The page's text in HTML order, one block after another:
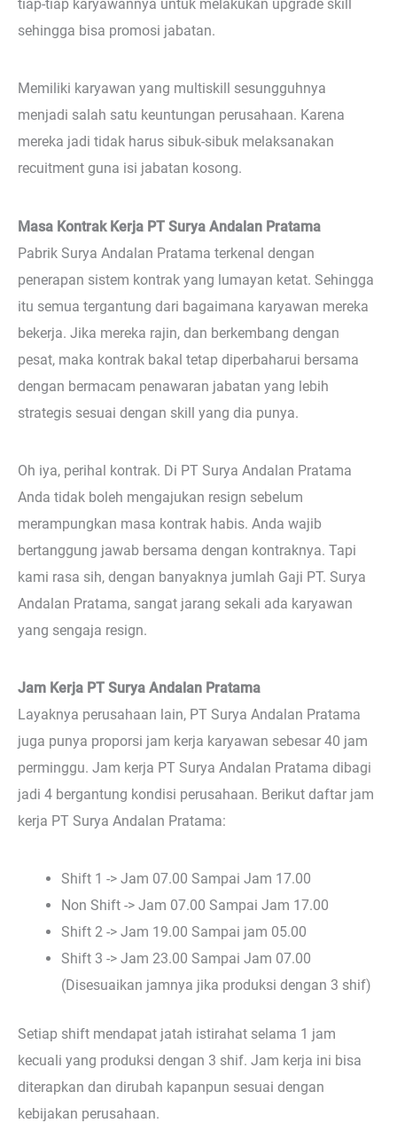
tiap-tiap karyawannya untuk melakukan upgrade skill
sehingga bisa promosi jabatan.
Memiliki karyawan yang multiskill sesungguhnya
menjadi salah satu keuntungan perusahaan. Karena
mereka jadi tidak harus sibuk-sibuk melaksanakan
recuitment guna isi jabatan kosong.
Masa Kontrak Kerja PT Surya Andalan Pratama
Pabrik Surya Andalan Pratama terkenal dengan
penerapan sistem kontrak yang lumayan ketat. Sehingga
itu semua tergantung dari bagaimana karyawan mereka
bekerja. Jika mereka rajin, dan berkembang dengan
pesat, maka kontrak bakal tetap diperbaharui bersama
dengan bermacam penawaran jabatan yang lebih
strategis sesuai dengan skill yang dia punya.
Oh iya, perihal kontrak. Di PT Surya Andalan Pratama
Anda tidak boleh mengajukan resign sebelum
merampungkan masa kontrak habis. Anda wajib
bertanggung jawab bersama dengan kontraknya. Tapi
kami rasa sih, dengan banyaknya jumlah Gaji PT. Surya
Andalan Pratama, sangat jarang sekali ada karyawan
yang sengaja resign.
Jam Kerja PT Surya Andalan Pratama
Layaknya perusahaan lain, PT Surya Andalan Pratama
juga punya proporsi jam kerja karyawan sebesar 40 jam
perminggu. Jam kerja PT Surya Andalan Pratama dibagi
jadi 4 bergantung kondisi perusahaan. Berikut daftar jam
kerja PT Surya Andalan Pratama:
Shift 1 -> Jam 07.00 Sampai Jam 17.00
Non Shift -> Jam 07.00 Sampai Jam 17.00
Shift 2 -> Jam 19.00 Sampai jam 05.00
Shift 3 -> Jam 23.00 Sampai Jam 07.00
(Disesuaikan jamnya jika produksi dengan 3 shif)
Setiap shift mendapat jatah istirahat selama 1 jam
kecuali yang produksi dengan 3 shif. Jam kerja ini bisa
diterapkan dan dirubah kapanpun sesuai dengan
kebijakan perusahaan.